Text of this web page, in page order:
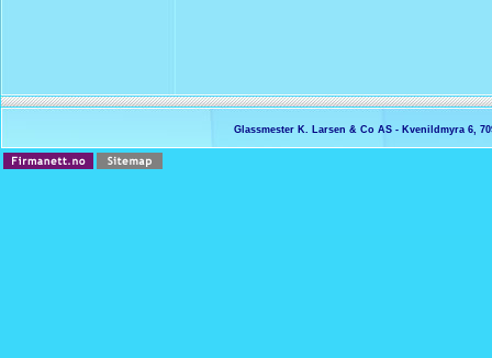
Glassmester K. Larsen & Co AS - Kvenildmyra 6,